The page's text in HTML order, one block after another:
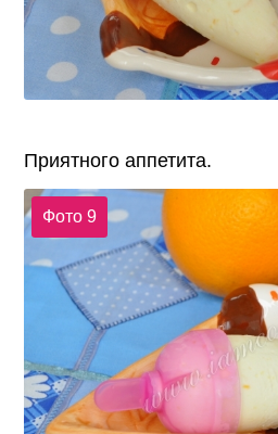
Приятного аппетита.
Фото 9